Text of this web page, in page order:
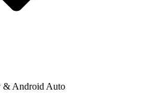
& Android Auto